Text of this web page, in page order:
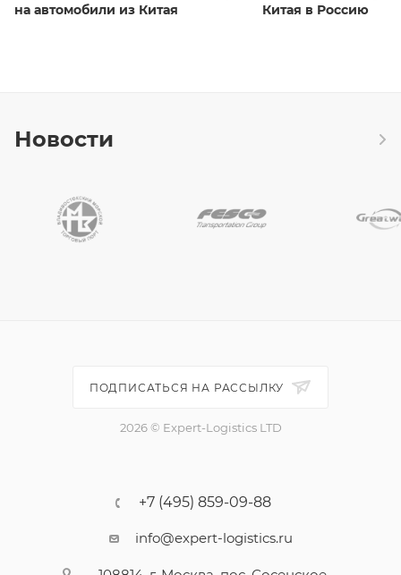
на автомобили из Китая
Китая в Россию
Новости
ПОДПИСАТЬСЯ НА РАССЫЛКУ
2026 © Expert-Logistics LTD
+7 (495) 859-09-88
info@expert-logistics.ru